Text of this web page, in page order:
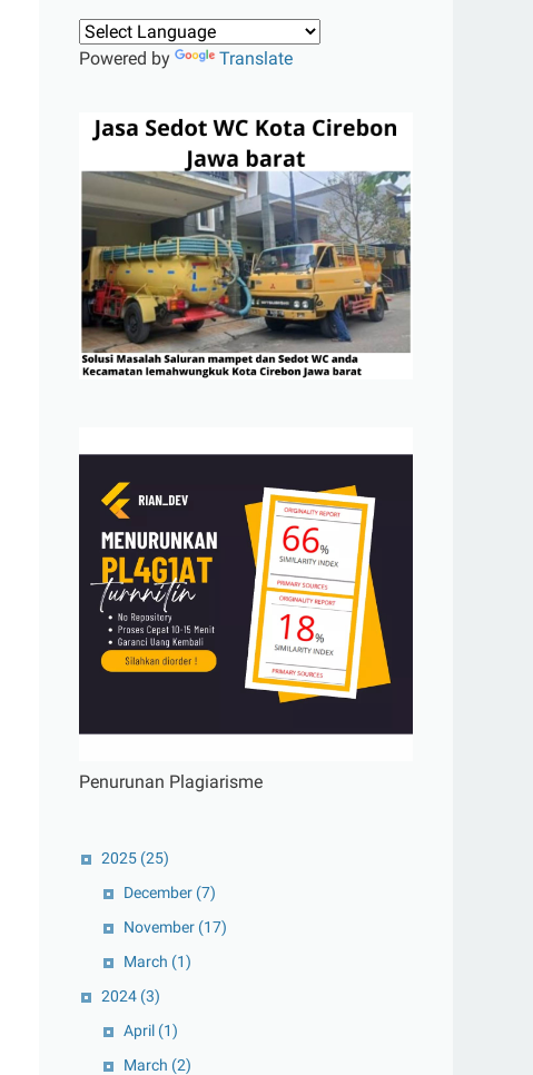
Powered by Translate
Penurunan Plagiarisme
2025 (25)
December (7)
November (17)
March (1)
2024 (3)
April (1)
March (2)